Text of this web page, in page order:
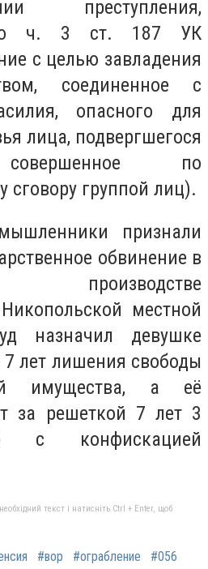
преступления,
ч. 3 ст. 187 УК
с целью завладения
соединенное с
опасного для
лица, подвергшегося
по
сговору группой лиц).
признали
обвинение в
местной
назначил девушке
лет лишения свободы
имущества, а её
за решеткой 7 лет 3
с конфискацией
текст і натисніть Ctrl + Enter, щоб
#вор #ограбление #056